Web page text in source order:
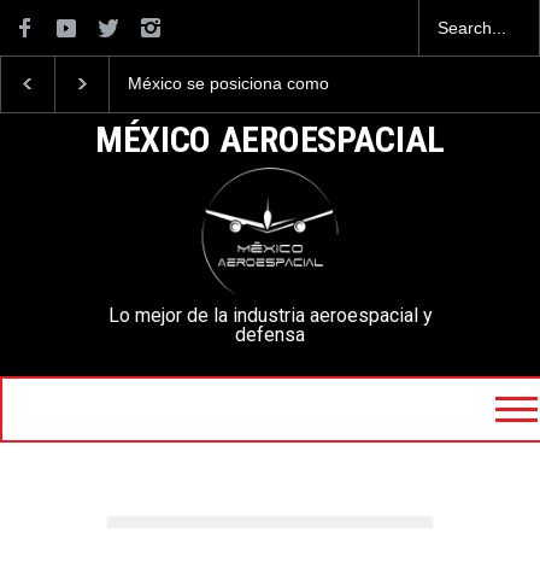
México se posiciona como
aeroespacial del mundo, al
superar los 13,600 millones
de dólares en exportaciones
La industria naval mexicana
la Armada de México
MÉXICO AEROESPACIAL
Lo mejor de la industria aeroespacial y
defensa